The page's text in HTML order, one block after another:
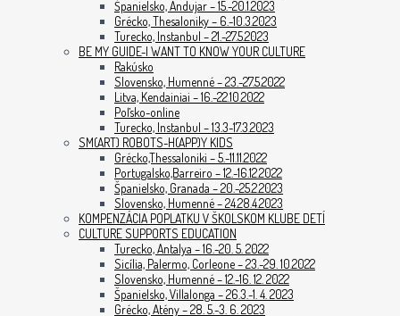
Španielsko, Andujar – 15.-20.1.2023
Grécko, Thesaloniky – 6.-10.3.2023
Turecko, Instanbul – 21.-27.5.2023
BE MY GUIDE-I WANT TO KNOW YOUR CULTURE
Rakúsko
Slovensko, Humenné – 23.-27.5.2022
Litva, Kendainiai – 16.-22.10.2022
Poľsko-online
Turecko, Instanbul – 13.3-17.3.2023
SM(ART) ROBOTS-H(APP)Y KIDS
Grécko,Thessaloniki – 5.-11.11.2022
Portugalsko,Barreiro – 12.-16.12.2022
Španielsko, Granada – 20.-25.2.2023
Slovensko, Humenné – 24.28.4.2023
KOMPENZÁCIA POPLATKU V ŠKOLSKOM KLUBE DETÍ
CULTURE SUPPORTS EDUCATION
Turecko, Antalya – 16.-20. 5. 2022
Sicília, Palermo, Corleone – 23.-29. 10.2022
Slovensko, Humenné – 12.-16. 12. 2022
Španielsko, Villalonga – 26.3.-1. 4. 2023
Grécko, Atény – 28. 5.-3. 6. 2023